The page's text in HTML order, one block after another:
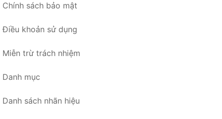
Chính sách bảo mật
Điều khoản sử dụng
Miễn trừ trách nhiệm
Danh mục
Danh sách nhãn hiệu